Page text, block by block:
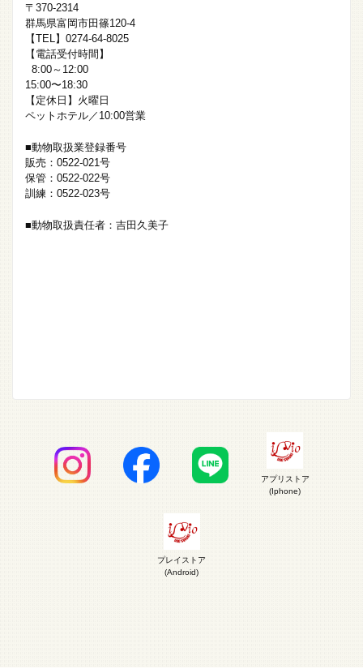
〒370-2314
群馬県富岡市田篠120-4
【TEL】0274-64-8025
【電話受付時間】
8:00～12:00
15:00〜18:30
【定休日】火曜日
ペットホテル／10:00営業
■動物取扱業登録番号
販売：0522-021号
保管：0522-022号
訓練：0522-023号
■動物取扱責任者：吉田久美子
アプリストア
(Iphone)
プレイストア
(Android)